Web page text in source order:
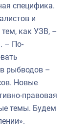
специфика.
и
как УЗВ, –
– По-
рыбводов –
Новые
правовая
темы. Будем